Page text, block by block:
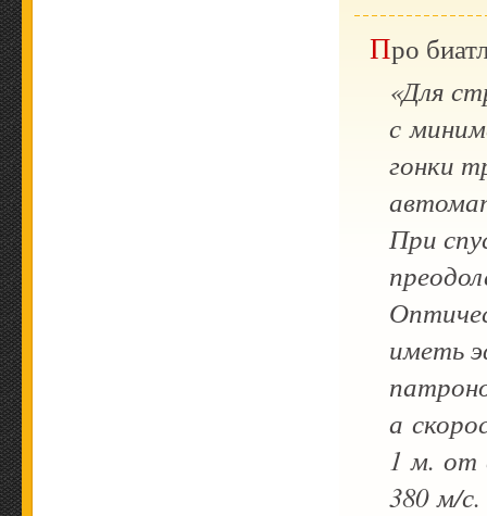
Про
«Для
с
гонки
При
иметь
а
1 м. от
380 м/с.